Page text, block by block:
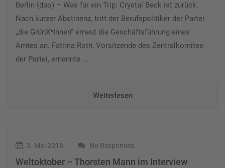
Berlin (dpo) – Was für ein Trip: Crystal Beck ist zurück.
Nach kurzer Abstinenz, tritt der Berufspolitiker der Partei
„die GrünX*Innen“ erneut die Geschäftsführung eines
Amtes an. Fatima Roth, Vorsitzende des Zentralkomitee
der Partei, ernannte ...
Weiterlesen
3. Mai 2016 No Responses
Weltoktober – Thorsten Mann im Interview